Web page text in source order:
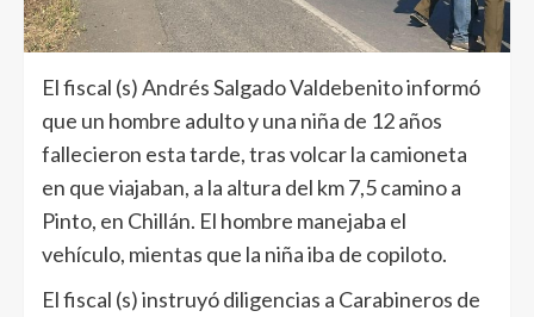
El fiscal (s) Andrés Salgado Valdebenito informó
que un hombre adulto y una niña de 12 años
fallecieron esta tarde, tras volcar la camioneta
en que viajaban, a la altura del km 7,5 camino a
Pinto, en Chillán. El hombre manejaba el
vehículo, mientas que la niña iba de copiloto.
El fiscal (s) instruyó diligencias a Carabineros de